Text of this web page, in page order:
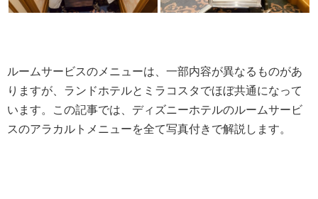
ルームサービスのメニューは、一部内容が異なるものがあ
りますが、ランドホテルとミラコスタでほぼ共通になって
います。この記事では、ディズニーホテルのルームサービ
スのアラカルトメニューを全て写真付きで解説します。